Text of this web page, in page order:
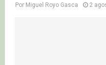
Por Miguel Royo Gasca 2